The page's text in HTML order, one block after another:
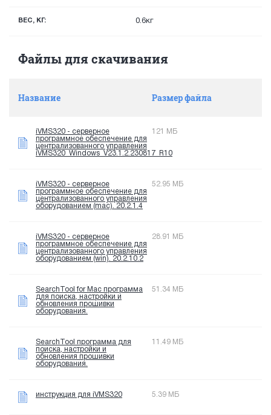
ВЕС, КГ: 0.6кг
Файлы для скачивания
Название Размер файла
iVMS320 - серверное
программное обеспечение для
централизованного управления
iVMS320_Windows_V23.1.2.230817_R10
121 МБ
iVMS320 - серверное
программное обеспечение для
централизованного управления
оборудованием (mac). 20.2.1.4
52.95 МБ
iVMS320 - серверное
программное обеспечение для
централизованного управления
оборудованием (win). 20.2.10.2
28.91 МБ
SearchTool for Mac программа
для поиска, настройки и
обновления прошивки
оборудования.
51.34 МБ
SearchTool программа для
поиска, настройки и
обновления прошивки
оборудования.
11.49 МБ
инструкция для iVMS320 5.39 МБ